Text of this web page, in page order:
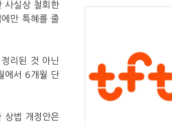
사실상 철회한
만 특혜를 줄
리된 것 아닌
에서 6개월 단
상법 개정안은